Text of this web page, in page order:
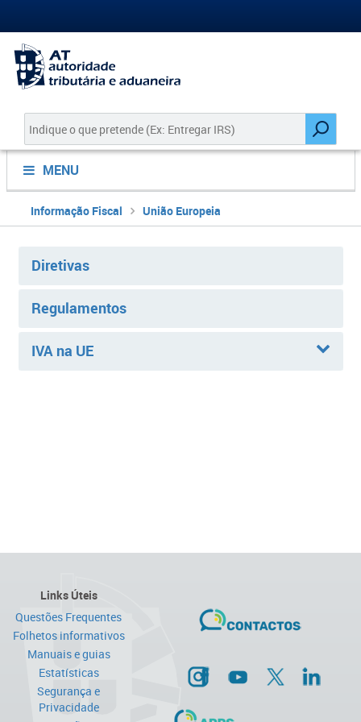
MENU
Informação Fiscal União Europeia
Diretivas
Regulamentos
IVA na UE
Links Úteis
Questões Frequentes
Folhetos informativos
Manuais e guias
Estatísticas
Segurança e
Privacidade